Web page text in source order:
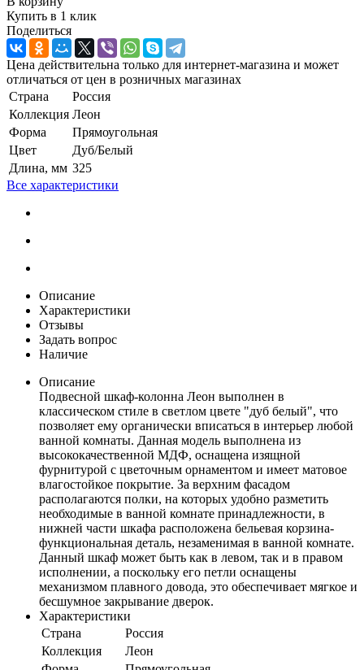
Купить в 1 клик
Поделиться
Цена действительна только для интернет-магазина и может
отличаться от цен в розничных магазинах
Страна
Россия
Коллекция Леон
Форма
Прямоугольная
Цвет
Дуб/Белый
Длина, мм 325
Все характеристики
Описание
Характеристики
Отзывы
Задать вопрос
Наличие
Описание
Подвесной шкаф-колонна Леон выполнен в
классическом стиле в светлом цвете "дуб белый", что
позволяет ему органически вписаться в интерьер любой
ванной комнаты. Данная модель выполнена из
высококачественной МДФ, оснащена изящной
фурнитурой с цветочным орнаментом и имеет матовое
влагостойкое покрытие. За верхним фасадом
располагаются полки, на которых удобно разметить
необходимые в ванной комнате принадлежности, в
нижней части шкафа расположена бельевая корзина-
функциональная деталь, незаменимая в ванной комнате.
Данный шкаф может быть как в левом, так и в правом
исполнении, а поскольку его петли оснащены
механизмом плавного довода, это обеспечивает мягкое и
бесшумное закрывание дверок.
Характеристики
Страна
Россия
Коллекция
Леон